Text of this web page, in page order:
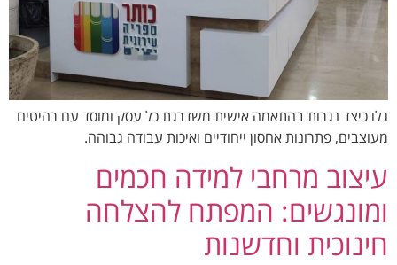
גלו כיצד נגרות בהתאמה אישית משדרגת כל עסק ומוסד עם רהיטים
מעוצבים, פתרונות אחסון ייחודיים ואיכות עבודה גבוהה.
עיצוב מרחבי למידה חכמים
ומונגשים: המפתח להצלחה
חינוכית וחדשנות